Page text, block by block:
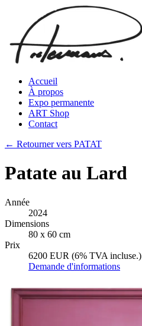
Accueil
À propos
Expo permanente
ART Shop
Contact
← Retourner vers PATAT
Patate au Lard
Année
2024
Dimensions
80 x 60 cm
Prix
6200 EUR (6% TVA incluse.)
Demande d'informations